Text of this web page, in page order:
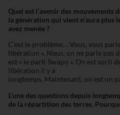
Quel est l’avenir des mouvements
la génération qui vient n’aura plus
avez menée ?
C’est le problème… Vous, vous
libération ». Nous, on ne parle pas
est « le parti Swapo ». On est sorti
libération il y a
longtemps. Maintenant, on est un
L’une des questions depuis
de la répartition des terres.